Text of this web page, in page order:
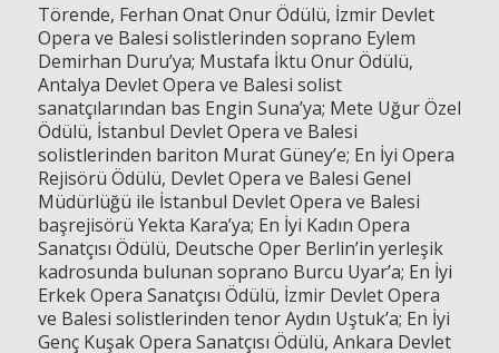
Törende, Ferhan Onat Onur Ödülü, İzmir Devlet
Opera ve Balesi solistlerinden soprano Eylem
Demirhan Duru’ya; Mustafa İktu Onur Ödülü,
Antalya Devlet Opera ve Balesi solist
sanatçılarından bas Engin Suna’ya; Mete Uğur Özel
Ödülü, İstanbul Devlet Opera ve Balesi
solistlerinden bariton Murat Güney’e; En İyi Opera
Rejisörü Ödülü, Devlet Opera ve Balesi Genel
Müdürlüğü ile İstanbul Devlet Opera ve Balesi
başrejisörü Yekta Kara’ya; En İyi Kadın Opera
Sanatçısı Ödülü, Deutsche Oper Berlin’in yerleşik
kadrosunda bulunan soprano Burcu Uyar’a; En İyi
Erkek Opera Sanatçısı Ödülü, İzmir Devlet Opera
ve Balesi solistlerinden tenor Aydın Uştuk’a; En İyi
Genç Kuşak Opera Sanatçısı Ödülü, Ankara Devlet